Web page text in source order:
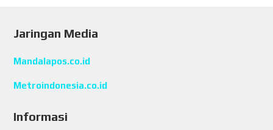
Jaringan Media
Mandalapos.co.id
Metroindonesia.co.id
Informasi